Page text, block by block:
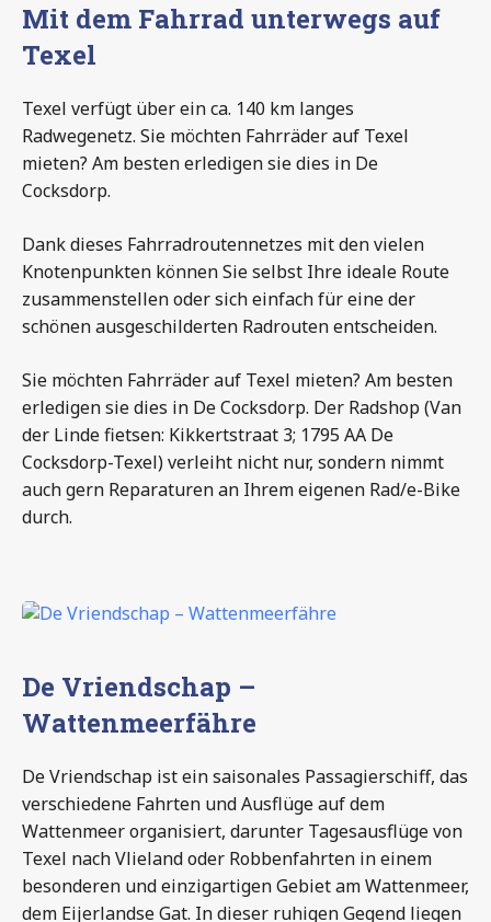
Mit dem Fahrrad unterwegs auf
Texel
Texel verfügt über ein ca. 140 km langes
Radwegenetz. Sie möchten Fahrräder auf Texel
mieten? Am besten erledigen sie dies in De
Cocksdorp.
Dank dieses Fahrradroutennetzes mit den vielen
Knotenpunkten können Sie selbst Ihre ideale Route
zusammenstellen oder sich einfach für eine der
schönen ausgeschilderten Radrouten entscheiden.
Sie möchten Fahrräder auf Texel mieten? Am besten
erledigen sie dies in De Cocksdorp. Der Radshop (Van
der Linde fietsen: Kikkertstraat 3; 1795 AA De
Cocksdorp-Texel) verleiht nicht nur, sondern nimmt
auch gern Reparaturen an Ihrem eigenen Rad/e-Bike
durch.
De Vriendschap –
Wattenmeerfähre
De Vriendschap ist ein saisonales Passagierschiff, das
verschiedene Fahrten und Ausflüge auf dem
Wattenmeer organisiert, darunter Tagesausflüge von
Texel nach Vlieland oder Robbenfahrten in einem
besonderen und einzigartigen Gebiet am Wattenmeer,
dem Eijerlandse Gat. In dieser ruhigen Gegend liegen